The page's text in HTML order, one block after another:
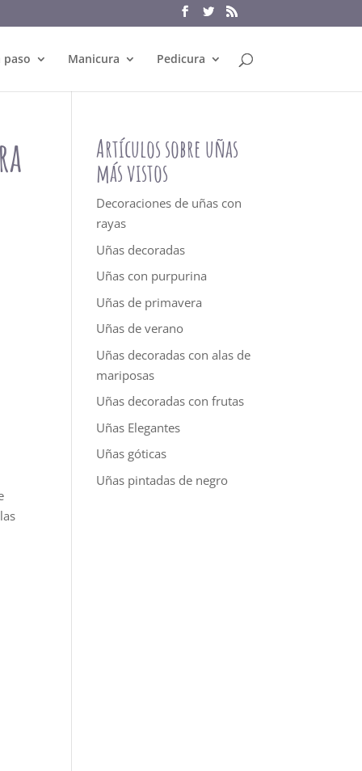
paso Manicura Pedicura
Artículos sobre uñas
más vistos
Decoraciones de uñas con
rayas
Uñas decoradas
Uñas con purpurina
Uñas de primavera
Uñas de verano
Uñas decoradas con alas de
mariposas
Uñas decoradas con frutas
Uñas Elegantes
Uñas góticas
Uñas pintadas de negro